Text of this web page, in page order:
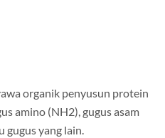
organik penyusun protein
amino (NH2), gugus asam
gugus yang lain.